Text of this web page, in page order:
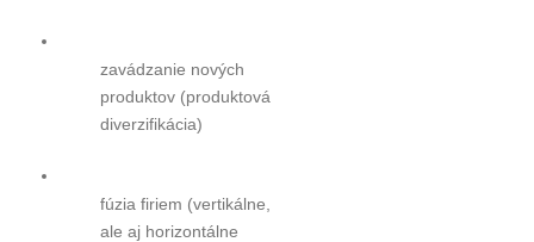
zavádzanie nových
produktov (produktová
diverzifikácia)
fúzia firiem (vertikálne,
ale aj horizontálne